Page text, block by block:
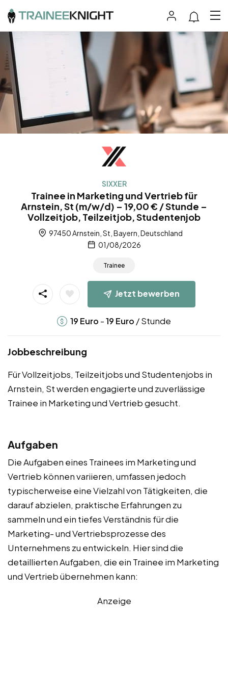
SIXXER
Trainee in Marketing und Vertrieb für
Arnstein, St (m/w/d) – 19,00 € / Stunde –
Vollzeitjob, Teilzeitjob, Studentenjob
97450 Arnstein, St, Bayern, Deutschland
01/08/2026
Trainee
Jetzt bewerben
19 Euro -19 Euro / Stunde
Jobbeschreibung
Für Vollzeitjobs, Teilzeitjobs und Studentenjobs in
Arnstein, St werden engagierte und zuverlässige
Trainee in Marketing und Vertrieb gesucht.
Aufgaben
Die Aufgaben eines Trainees im Marketing und
Vertrieb können variieren, umfassen jedoch
typischerweise eine Vielzahl von Tätigkeiten, die
darauf abzielen, praktische Erfahrungen zu
sammeln und ein tiefes Verständnis für die
Marketing- und Vertriebsprozesse des
Unternehmens zu entwickeln. Hier sind die
detaillierten Aufgaben, die ein Trainee im Marketing
und Vertrieb übernehmen kann:
Anzeige